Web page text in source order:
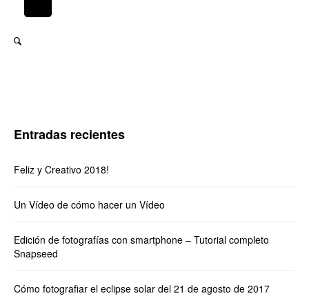
Entradas recientes
Feliz y Creativo 2018!
Un Vídeo de cómo hacer un Vídeo
Edición de fotografías con smartphone – Tutorial completo
Snapseed
Cómo fotografiar el eclipse solar del 21 de agosto de 2017